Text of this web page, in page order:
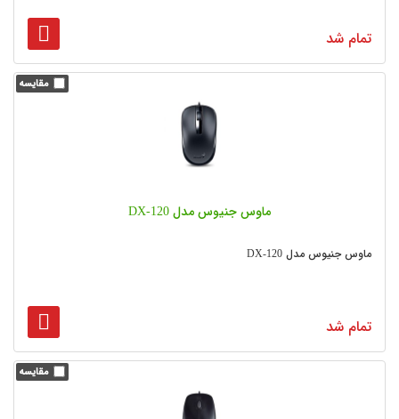
تمام شد
ماوس جنیوس مدل DX-120
ماوس جنیوس مدل DX-120
تمام شد